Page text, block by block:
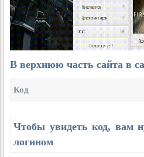
В верхнюю часть сайта в
Код
Чтобы увидеть код, вам
логином